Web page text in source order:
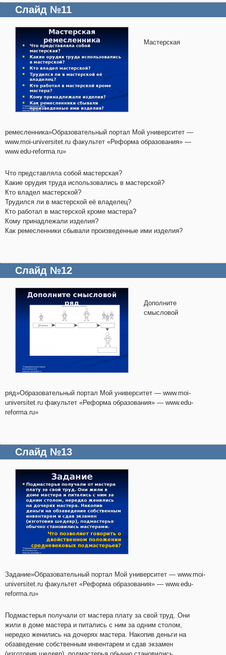
Слайд №11
Мастерская
ремесленника»Образовательный портал Мой университет —
www.moi-universitet.ru факультет «Реформа образования» —
www.edu-reforma.ru»
Что представляла собой мастерская?
Какие орудия труда использовались в мастерской?
Кто владел мастерской?
Трудился ли в мастерской её владелец?
Кто работал в мастерской кроме мастера?
Кому принадлежали изделия?
Как ремесленники сбывали произведенные ими изделия?
Слайд №12
Дополните
смысловой
ряд»Образовательный портал Мой университет — www.moi-
universitet.ru факультет «Реформа образования» — www.edu-
reforma.ru»
Слайд №13
Задание»Образовательный портал Мой университет — www.moi-
universitet.ru факультет «Реформа образования» — www.edu-
reforma.ru»
Подмастерья получали от мастера плату за свой труд. Они
жили в доме мастера и питались с ним за одним столом,
нередко женились на дочерях мастера. Накопив деньги на
обзаведение собственным инвентарем и сдав экзамен